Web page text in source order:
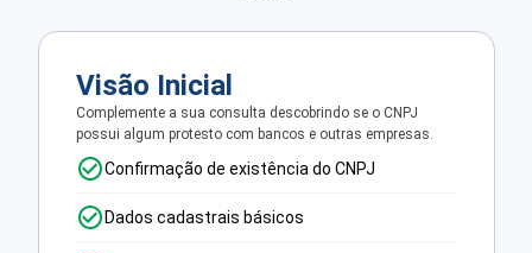
Visão Inicial
Complemente a sua consulta descobrindo se o CNPJ
possui algum protesto com bancos e outras empresas.
Confirmação de existência do CNPJ
Dados cadastrais básicos